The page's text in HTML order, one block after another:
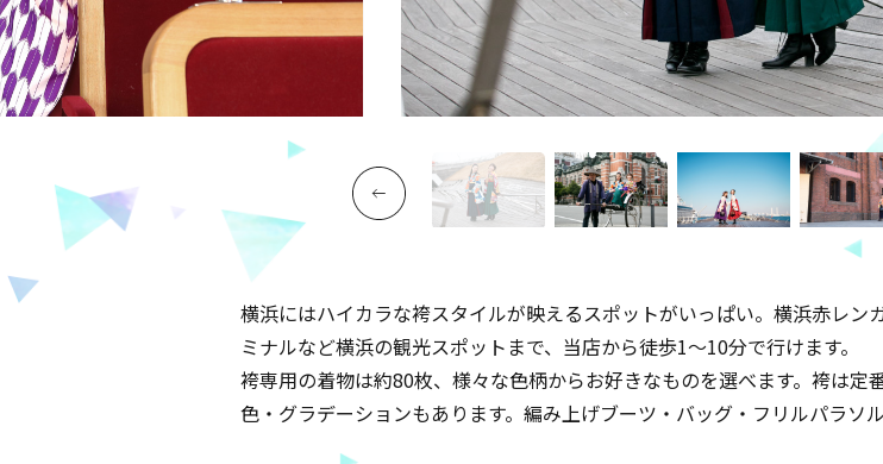
横浜にはハイカラな袴スタイルが映えるスポットがいっぱい。横浜赤レ
ミナルなど横浜の観光スポットまで、当店から徒歩1～10分で行けます。
袴専用の着物は約80枚、様々な色柄からお好きなものを選べます。袴は
色・グラデーションもあります。編み上げブーツ・バッグ・フリルパラソ